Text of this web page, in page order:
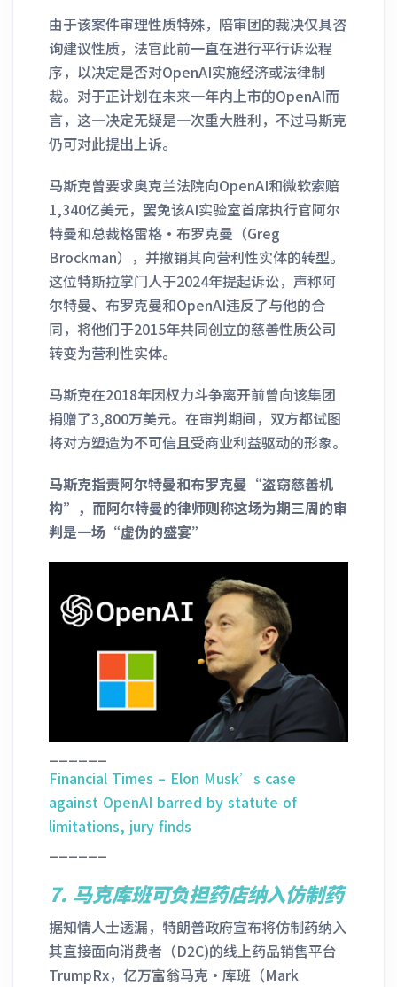
由于该案件审理性质特殊，陪审团的裁决仅具咨
询建议性质，法官此前一直在进行平行诉讼程
序，以决定是否对OpenAI实施经济或法律制
裁。对于正计划在未来一年内上市的OpenAI而
言，这一决定无疑是一次重大胜利，不过马斯克
仍可对此提出上诉。
马斯克曾要求奥克兰法院向OpenAI和微软索赔
1,340亿美元，罢免该AI实验室首席执行官阿尔
特曼和总裁格雷格·布罗克曼（Greg
Brockman），并撤销其向营利性实体的转型。
这位特斯拉掌门人于2024年提起诉讼，声称阿
尔特曼、布罗克曼和OpenAI违反了与他的合
同，将他们于2015年共同创立的慈善性质公司
转变为营利性实体。
马斯克在2018年因权力斗争离开前曾向该集团
捐赠了3,800万美元。在审判期间，双方都试图
将对方塑造为不可信且受商业利益驱动的形象。
马斯克指责阿尔特曼和布罗克曼“盗窃慈善机
构”，而阿尔特曼的律师则称这场为期三周的审
判是一场“虚伪的盛宴”
Financial Times – Elon Musk’s case
against OpenAI barred by statute of
limitations, jury finds
7. 马克库班可负担药店纳入仿制药
据知情人士透漏，特朗普政府宣布将仿制药纳入
其直接面向消费者（D2C)的线上药品销售平台
TrumpRx，亿万富翁马克·库班（Mark